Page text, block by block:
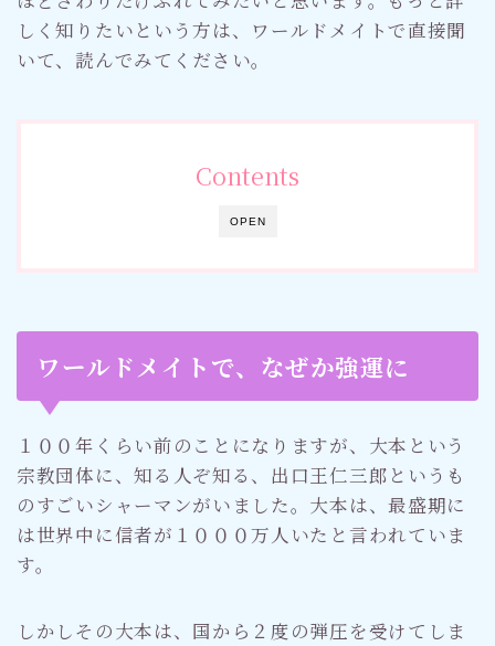
しく知りたいという方は、ワールドメイトで直接聞
いて、読んでみてください。
OPEN
Contents
ワールドメイトで、なぜか強運に
１００年くらい前のことになりますが、大本という
宗教団体に、知る人ぞ知る、出口王仁三郎というも
のすごいシャーマンがいました。大本は、最盛期に
は世界中に信者が１０００万人いたと言われていま
す。
しかしその大本は、国から２度の弾圧を受けてしま